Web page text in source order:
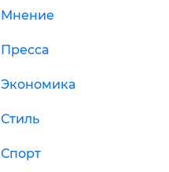
Мнение
Пресса
Экономика
Стиль
Спорт